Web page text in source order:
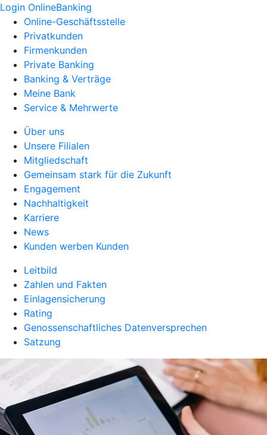
Login OnlineBanking
Online-Geschäftsstelle
Privatkunden
Firmenkunden
Private Banking
Banking & Verträge
Meine Bank
Service & Mehrwerte
Über uns
Unsere Filialen
Mitgliedschaft
Gemeinsam stark für die Zukunft
Engagement
Nachhaltigkeit
Karriere
News
Kunden werben Kunden
Leitbild
Zahlen und Fakten
Einlagensicherung
Rating
Genossenschaftliches Datenversprechen
Satzung